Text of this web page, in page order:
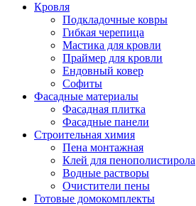
Кровля
Подкладочные ковры
Гибкая черепица
Мастика для кровли
Праймер для кровли
Ендовный ковер
Софиты
Фасадные материалы
Фасадная плитка
Фасадные панели
Строительная химия
Пена монтажная
Клей для пенополистирола
Водные растворы
Очистители пены
Готовые домокомплекты